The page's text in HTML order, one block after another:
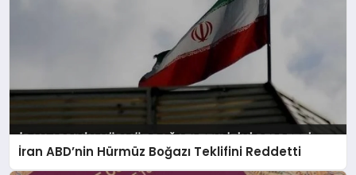
İran ABD’nin Hürmüz Boğazı Teklifini Reddetti